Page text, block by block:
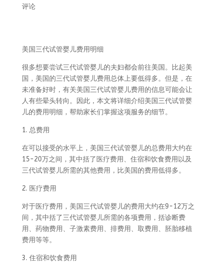
评论
美国三代试管婴儿费用明细
很多想要尝试三代试管婴儿的夫妇都会前往美国。比起美
国，美国的三代试管婴儿费用总体上要低得多。但是，在
未准备好时，有关美国三代试管婴儿费用的信息可能会让
人有些晕头转向。因此，本文将详细介绍美国三代试管婴
儿的费用明细，帮助家长们掌握这项服务的细节。
1. 总费用
在可以接受的水平上，美国三代试管婴儿的总费用大约在
15-20万之间，其中括了医疗费用、住宿和饮食费用以及
三代试管婴儿所需的其他费用，比美国的费用低得多。
2. 医疗费用
对于医疗费用，美国三代试管婴儿的费用大约在9-12万之
间，其中括了三代试管婴儿所需的各项费用，括诊断费
用、药物费用、子激素费用、排费用、取费用、胚胎移植
费用等等。
3. 住宿和饮食费用